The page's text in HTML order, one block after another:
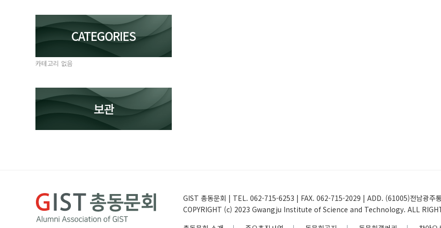
CATEGORIES
카테고리 없음
보관
GIST 총동문회 | TEL. 062-715-6253 | FAX. 062-715-2029 | ADD. (61005)전남광주
COPYRIGHT (c) 2023 Gwangju Institute of Science and Technology. ALL